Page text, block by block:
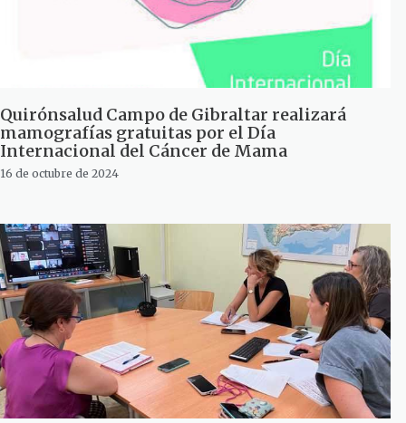
Quirónsalud Campo de Gibraltar realizará
mamografías gratuitas por el Día
Internacional del Cáncer de Mama
16 de octubre de 2024